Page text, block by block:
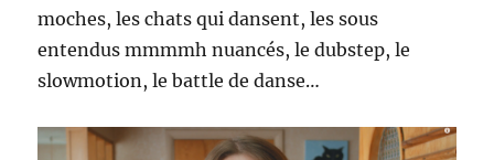
moches, les chats qui dansent, les sous
entendus mmmmh nuancés, le dubstep, le
slowmotion, le battle de danse…